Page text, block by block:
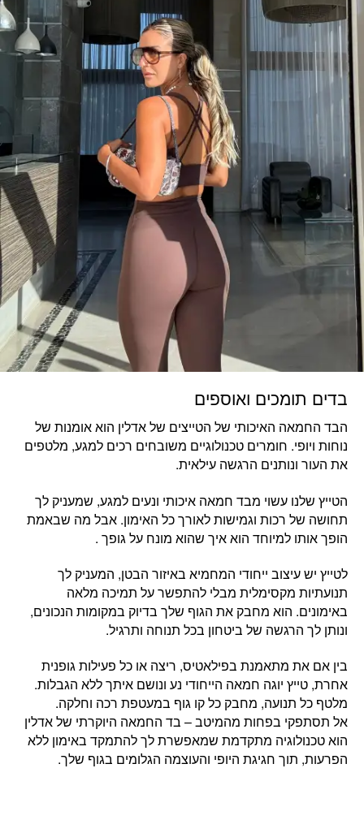
בדים תומכים ואוספים
הבד החמאה האיכותי של הטייצים של אדלין הוא אומנות של
נוחות ויופי. חומרים טכנולוגיים משובחים רכים למגע, מלטפים
את העור ונותנים הרגשה עילאית.
הטייץ שלנו עשוי מבד חמאה איכותי ונעים למגע, שמעניק לך
תחושה של רכות וגמישות לאורך כל האימון. אבל מה שבאמת
הופך אותו למיוחד הוא איך שהוא מונח על גופך .
לטייץ יש עיצוב ייחודי המחמיא באיזור הבטן, המעניק לך
תנועתיות מקסימלית מבלי להתפשר על תמיכה מלאה
באימונים. הוא מחבק את הגוף שלך בדיוק במקומות הנכונים,
ונותן לך הרגשה של ביטחון בכל תנוחה ותרגיל.
בין אם את מתאמנת בפילאטיס, ריצה או כל פעילות גופנית
אחרת, טייץ יוגה חמאה הייחודי נע ונושם איתך ללא הגבלות.
מלטף כל תנועה, מחבק כל קו גוף במעטפת רכה וחלקה.
אל תסתפקי בפחות מהמיטב – בד החמאה היוקרתי של אדלין
הוא טכנולוגיה מתקדמת שמאפשרת לך להתמקד באימון ללא
הפרעות, תוך חגיגת היופי והעוצמה הגלומים בגוף שלך.